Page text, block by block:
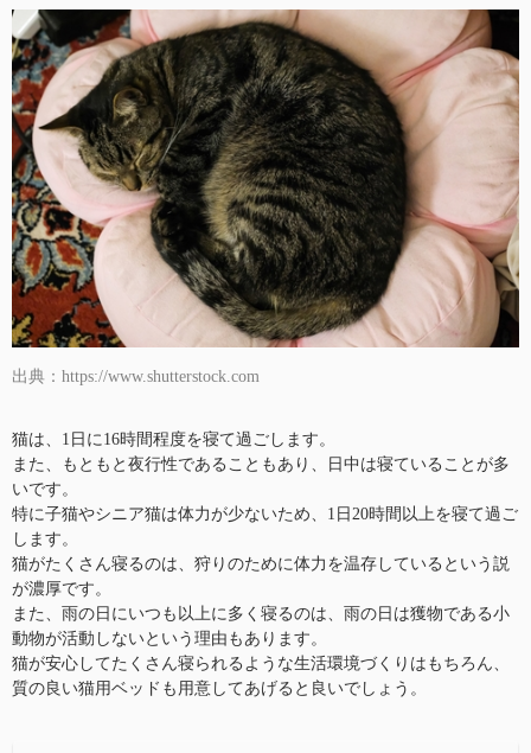
出典：https://www.shutterstock.com
猫は、1日に16時間程度を寝て過ごします。
また、もともと夜行性であることもあり、日中は寝ていることが多
いです。
特に子猫やシニア猫は体力が少ないため、1日20時間以上を寝て過ご
します。
猫がたくさん寝るのは、狩りのために体力を温存しているという説
が濃厚です。
また、雨の日にいつも以上に多く寝るのは、雨の日は獲物である小
動物が活動しないという理由もあります。
猫が安心してたくさん寝られるような生活環境づくりはもちろん、
質の良い猫用ベッドも用意してあげると良いでしょう。